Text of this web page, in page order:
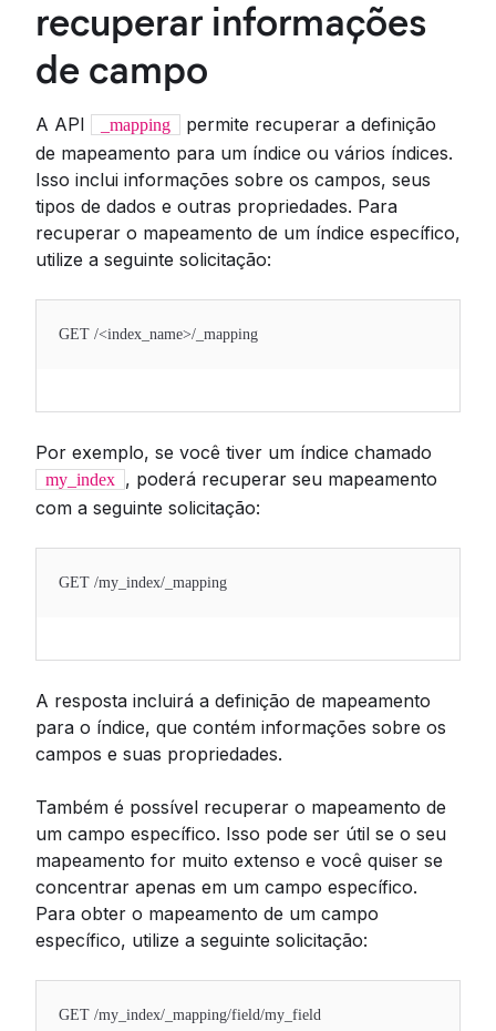
recuperar informações
de campo
A API _mapping
permite recuperar a definição
de mapeamento para um índice ou vários índices.
Isso inclui informações sobre os campos, seus
tipos de dados e outras propriedades. Para
recuperar o mapeamento de um índice específico,
utilize a seguinte solicitação:
GET /<index_name>/_mapping
Por exemplo, se você tiver um índice chamado
my_index , poderá recuperar seu mapeamento
com a seguinte solicitação:
GET /my_index/_mapping
A resposta incluirá a definição de mapeamento
para o índice, que contém informações sobre os
campos e suas propriedades.
Também é possível recuperar o mapeamento de
um campo específico. Isso pode ser útil se o seu
mapeamento for muito extenso e você quiser se
concentrar apenas em um campo específico.
Para obter o mapeamento de um campo
específico, utilize a seguinte solicitação:
GET /my_index/_mapping/field/my_field